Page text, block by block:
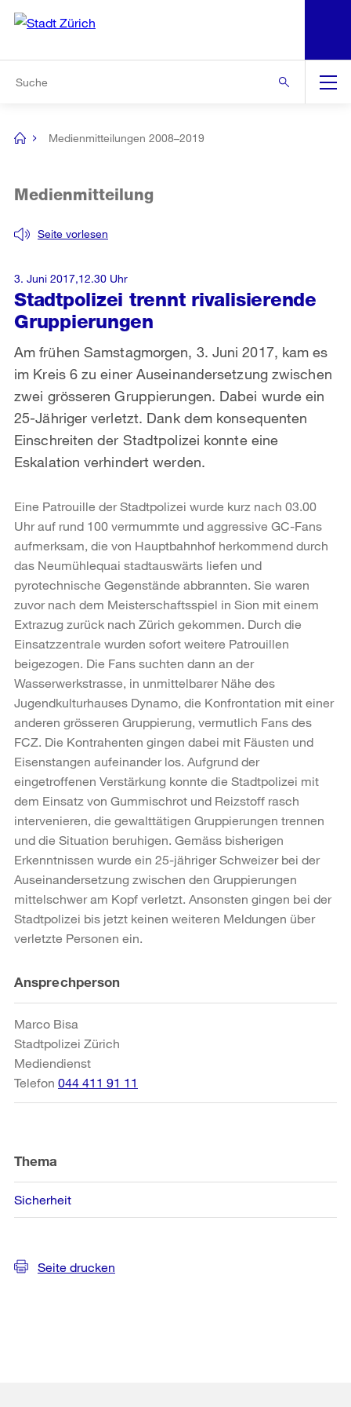
Navigation
[no
Medienmitteilungen 2008–2019
Stadtpolizei trennt rivalisierende
Gruppierungen
Seite vorlesen
Medienmitteilung
Am frühen Samstagmorgen, 3. Juni 2017, kam es
im Kreis 6 zu einer Auseinandersetzung zwischen
zwei grösseren Gruppierungen. Dabei wurde ein
25-Jähriger verletzt. Dank dem konsequenten
Einschreiten der Stadtpolizei konnte eine
Eskalation verhindert werden.
3. Juni 2017,12.30 Uhr
Eine Patrouille der Stadtpolizei wurde kurz nach 03.00
Uhr auf rund 100 vermummte und aggressive GC-Fans
aufmerksam, die von Hauptbahnhof herkommend durch
das Neumühlequai stadtauswärts liefen und
pyrotechnische Gegenstände abbrannten. Sie waren
zuvor nach dem Meisterschaftsspiel in Sion mit einem
Extrazug zurück nach Zürich gekommen. Durch die
Einsatzzentrale wurden sofort weitere Patrouillen
beigezogen. Die Fans suchten dann an der
Wasserwerkstrasse, in unmittelbarer Nähe des
Jugendkulturhauses Dynamo, die Konfrontation mit einer
anderen grösseren Gruppierung, vermutlich Fans des
FCZ. Die Kontrahenten gingen dabei mit Fäusten und
Eisenstangen aufeinander los. Aufgrund der
eingetroffenen Verstärkung konnte die Stadtpolizei mit
dem Einsatz von Gummischrot und Reizstoff rasch
intervenieren, die gewalttätigen Gruppierungen trennen
und die Situation beruhigen. Gemäss bisherigen
Erkenntnissen wurde ein 25-jähriger Schweizer bei der
Auseinandersetzung zwischen den Gruppierungen
mittelschwer am Kopf verletzt. Ansonsten gingen bei der
Stadtpolizei bis jetzt keinen weiteren Meldungen über
verletzte Personen ein.
Weitere
Informationen
Ansprechperson
Marco Bisa
Stadtpolizei Zürich
Mediendienst
Telefon 044 411 91 11
Thema
Sicherheit
Seite drucken